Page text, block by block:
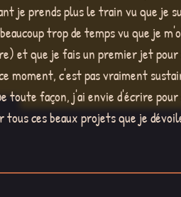
je prends plus le train vu que je
trop de temps vu que je
et que je fais un premier jet
moment, c'est pas vraiment
toute façon, j'ai envie d'écrire
ces beaux projets que je